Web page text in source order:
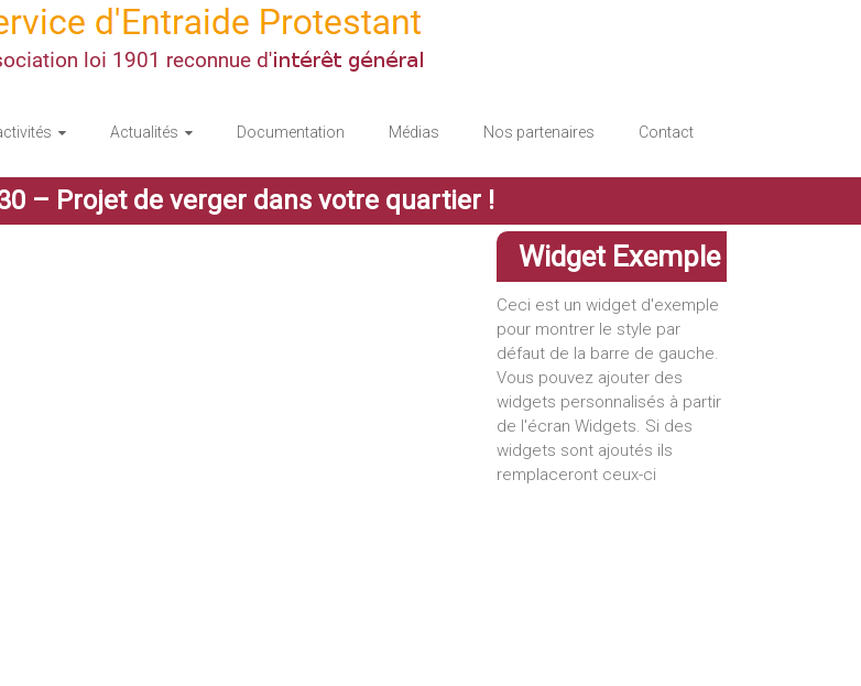
Actualités Documentation Médias Nos partenaires Contact
– Projet de verger dans votre quartier !
Widget Exemple
Ceci est un widget d'exemple
pour montrer le style par
défaut de la barre de gauche.
Vous pouvez ajouter des
widgets personnalisés à partir
de l'écran Widgets. Si des
widgets sont ajoutés ils
remplaceront ceux-ci